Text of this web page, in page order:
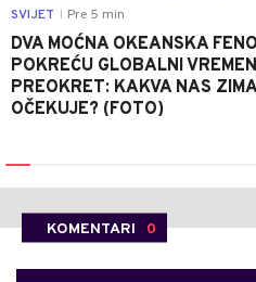
SVIJET Pre 5 min
DVA MOĆNA OKEANSKA
POKREĆU GLOBALNI
PREOKRET: KAKVA NAS ZIMA
OČEKUJE? (FOTO)
KOMENTARI 0